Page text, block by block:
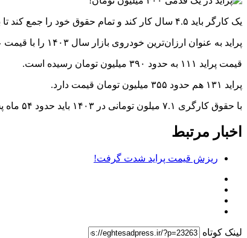
یک کارگر باید ۴.۵ سال کار کند و تمام حقوق خود را جمع کند تا بتواند ارزانترین خودرو بازار ایران را خریداری کند.
پراید به عنوان ارزان‌ترین خودروی بازار سال ۱۴۰۳ را با قیمت عجیبی استارت زد.
قیمت پراید ۱۱۱ به حدود ۳۹۰ میلیون تومان رسیده است.
پراید ۱۳۱ هم حدود ۳۵۵ میلیون تومان قیمت دارد.
با حقوق کارگری ۷.۱ میلون تومانی در ۱۴۰۳ باید حدود ۵۴ ماه پس‌انداز کرد تا یک پراید خرید.
اخبار مرتبط
ریزش قیمت پراید شدت گرفت!
لینک کوتاه